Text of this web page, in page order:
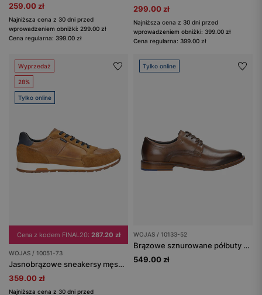
259.00 zł
Najniższa cena z 30 dni przed
wprowadzeniem obniżki: 299.00 zł
Cena regularna: 399.00 zł
299.00 zł
Najniższa cena z 30 dni przed
wprowadzeniem obniżki: 399.00 zł
Cena regularna: 399.00 zł
Wyprzedaż
28%
Tylko online
Cena z kodem FINAL20: 287.20 zł
WOJAS / 10051-73
Jasnobrązowe sneakersy męskie z granatowymi akcentami
359.00 zł
Najniższa cena z 30 dni przed
Tylko online
WOJAS / 10133-52
Brązowe sznurowane półbuty męskie ze skóry licowej
549.00 zł